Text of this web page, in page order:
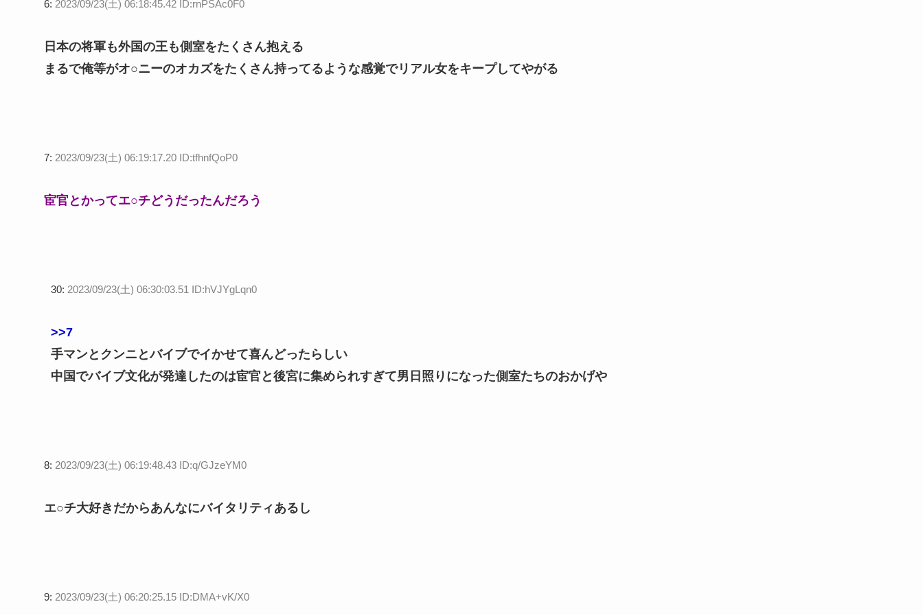
6: 2023/09/23(土) 06:18:45.42 ID:rnPSAc0F0
日本の将軍も外国の王も側室をたくさん抱える
まるで俺等がオ○ニーのオカズをたくさん持ってるような感覚でリアル女をキープしてやがる
7: 2023/09/23(土) 06:19:17.20 ID:tfhnfQoP0
宦官とかってエ○チどうだったんだろう
30: 2023/09/23(土) 06:30:03.51 ID:hVJYgLqn0
>>7
手マンとクンニとバイブでイかせて喜んどったらしい
中国でバイブ文化が発達したのは宦官と後宮に集められすぎて男日照りになった側室たちのおかげや
8: 2023/09/23(土) 06:19:48.43 ID:q/GJzeYM0
エ○チ大好きだからあんなにバイタリティあるし
9: 2023/09/23(土) 06:20:25.15 ID:DMA+vK/X0